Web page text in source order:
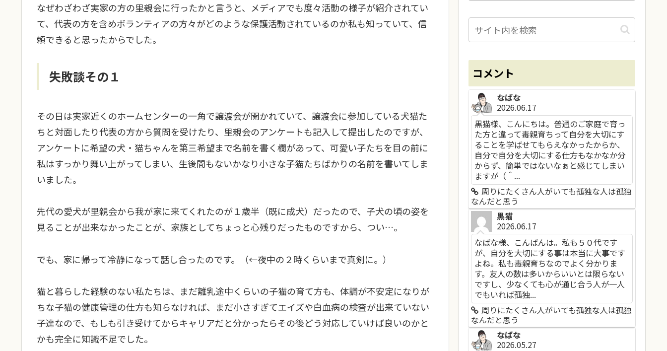
なぜわざわざ実家の方の里親会に行ったかと言うと、メディアでも度々活動の様子が紹介されてい
て、代表の方を含めボランティアの方々がどのような保護活動されているのか私も知っていて、信
頼できると思ったからでした。
失敗談その１
その日は実家近くのホームセンターの一角で譲渡会が開かれていて、譲渡会に参加している犬猫た
ちと対面したり代表の方から質問を受けたり、里親会のアンケートも記入して提出したのですが、
アンケートに希望の犬・猫ちゃんを第三希望まで名前を書く欄があって、可愛い子たちを目の前に
私はすっかり舞い上がってしまい、生後間もないかなり小さな子猫たちばかりの名前を書いてしま
いました。
先代の愛犬が里親会から我が家に来てくれたのが１歳半（既に成犬）だったので、子犬の頃の姿を
見ることが出来なかったことが、家族としてちょっと心残りだったものですから、つい…。
でも、家に帰って冷静になって話し合ったのです。（←夜中の２時くらいまで真剣に。）
猫と暮らした経験のない私たちは、まだ離乳途中くらいの子猫の育て方も、体調が不安定になりが
ちな子猫の健康管理の仕方も知らなければ、まだ小さすぎてエイズや白血病の検査が出来ていない
子達なので、もしも引き受けてからキャリアだと分かったらその後どう対応していけば良いのかと
かも完全に知識不足でした。
コメント
なばな
2026.06.17
黒猫様、こんにちは。普通のご家庭で育っ
た方と違って毒親育ちって自分を大切にす
ることを学ばせてもらえなかったからか、
自分で自分を大切にする仕方もなかなか分
からず、簡単ではないなぁと感じてしまい
ますが（＾...
周りにたくさん人がいても孤独な人は孤独
なんだと思う
黒猫
2026.06.17
なばな様、こんばんは。私も５０代です
が、自分を大切にする事は本当に大事です
よね。私も毒親育ちなのでよく分かりま
す。友人の数は多いからいいとは限らない
ですし、少なくても心が通じ合う人が一人
でもいれば孤独...
周りにたくさん人がいても孤独な人は孤独
なんだと思う
なばな
2026.05.27